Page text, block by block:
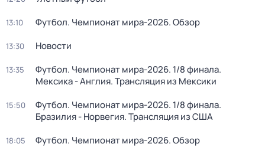
13:10 Футбол. Чемпионат мира-2026. Обзор
13:30 Новости
13:35
Футбол. Чемпионат мира-2026. 1/8 финала.
Мексика - Англия. Трансляция из Мексики
15:50
Футбол. Чемпионат мира-2026. 1/8 финала.
Бразилия - Норвегия. Трансляция из США
18:05 Футбол. Чемпионат мира-2026. Обзор